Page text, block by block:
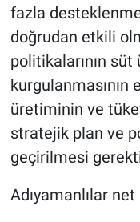
fazla
doğrudan etkili
politikalarının
kurgulanmasının
üretiminin ve
stratejik plan ve
geçirilmesi
Adıyamanlılar net